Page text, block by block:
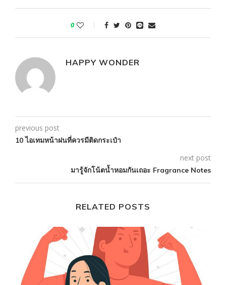
0
HAPPY WONDER
previous post
10 ไอเทมหน้าฝนที่ควรมีติดกระเป๋า
next post
มารู้จักโน้ตน้ำหอมกันเถอะ Fragrance Notes
RELATED POSTS